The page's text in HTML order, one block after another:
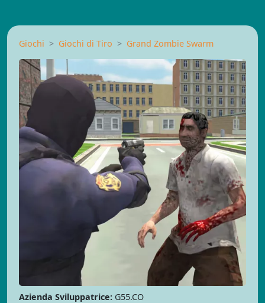
Giochi Giochi di Tiro Grand Zombie Swarm
Azienda Sviluppatrice: G55.CO